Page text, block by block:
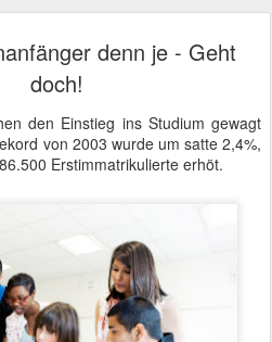
denn je - Geht
doch!
den Einstieg ins Studium gewagt
von 2003 wurde um satte 2,4%,
Erstimmatrikulierte erhöt.